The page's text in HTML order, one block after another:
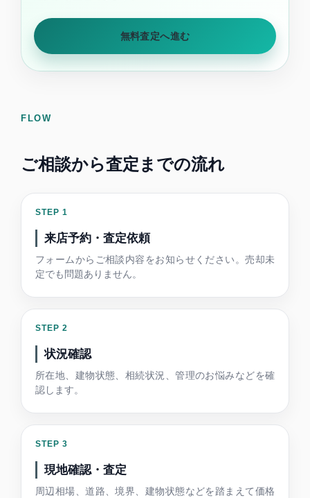
無料査定へ進む
FLOW
ご相談から査定までの流れ
来店予約・査定依頼
フォームからご相談内容をお知らせください。売却未
定でも問題ありません。
状況確認
所在地、建物状態、相続状況、管理のお悩みなどを確
認します。
現地確認・査定
周辺相場、道路、境界、建物状態などを踏まえて価格